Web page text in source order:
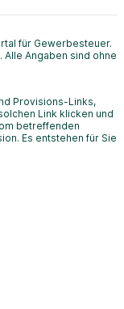
für Gewerbesteuer.
Angaben sind ohne
Provisions-Links,
Link klicken und
betreffenden
Es entstehen für Sie